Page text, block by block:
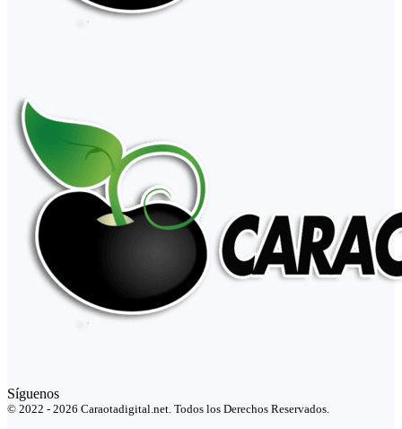
Síguenos
© 2022 - 2026 Caraotadigital.net. Todos los Derechos Reservados.